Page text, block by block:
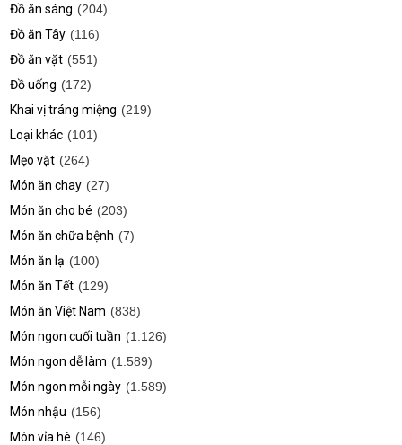
Đồ ăn sáng (204)
Đồ ăn Tây (116)
Đồ ăn vặt (551)
Đồ uống (172)
Khai vị tráng miệng (219)
Loại khác (101)
Mẹo vặt (264)
Món ăn chay (27)
Món ăn cho bé (203)
Món ăn chữa bệnh (7)
Món ăn lạ (100)
Món ăn Tết (129)
Món ăn Việt Nam (838)
Món ngon cuối tuần (1.126)
Món ngon dễ làm (1.589)
Món ngon mỗi ngày (1.589)
Món nhậu (156)
Món vỉa hè (146)